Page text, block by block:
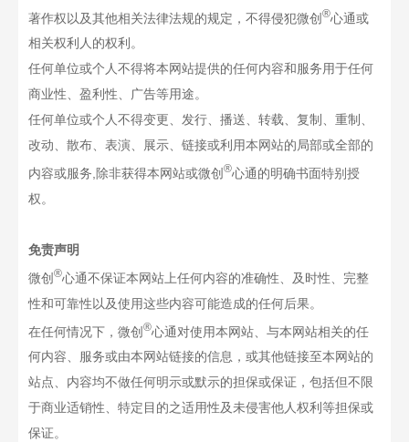
著作权以及其他相关法律法规的规定，不得侵犯微创®心通或
相关权利人的权利。
任何单位或个人不得将本网站提供的任何内容和服务用于任何
商业性、盈利性、广告等用途。
任何单位或个人不得变更、发行、播送、转载、复制、重制、
改动、散布、表演、展示、链接或利用本网站的局部或全部的
内容或服务,除非获得本网站或微创®心通的明确书面特别授
权。
免责声明
微创®心通不保证本网站上任何内容的准确性、及时性、完整
性和可靠性以及使用这些内容可能造成的任何后果。
在任何情况下，微创®心通对使用本网站、与本网站相关的任
何内容、服务或由本网站链接的信息，或其他链接至本网站的
站点、内容均不做任何明示或默示的担保或保证，包括但不限
于商业适销性、特定目的之适用性及未侵害他人权利等担保或
保证。